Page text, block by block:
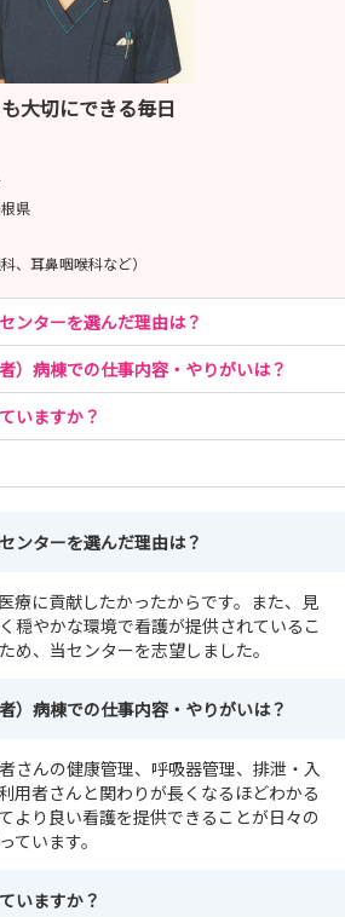
大切にできる毎日
県
、耳鼻咽喉科など）
ンターを選んだ理由は？
）病棟での仕事内容・やりがいは？
いますか？
ンターを選んだ理由は？
療に貢献したかったからです。また、見
穏やかな環境で看護が提供されているこ
め、当センターを志望しました。
）病棟での仕事内容・やりがいは？
さんの健康管理、呼吸器管理、排泄・入
用者さんと関わりが長くなるほどわかる
より良い看護を提供できることが日々の
ています。
いますか？